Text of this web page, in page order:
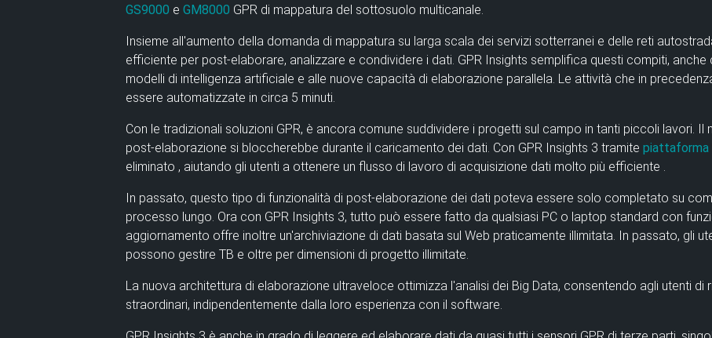
GS9000 e GM8000 GPR di mappatura del sottosuolo multicanale.
Insieme all'aumento della domanda di mappatura su larga scala dei servizi sotterranei e delle reti
efficiente per post-elaborare, analizzare e condividere i dati. GPR Insights semplifica questi compiti, anche
modelli di intelligenza artificiale e alle nuove capacità di elaborazione parallela. Le attività che in
essere automatizzate in circa 5 minuti.
Con le tradizionali soluzioni GPR, è ancora comune suddividere i progetti sul campo in tanti piccoli lavori.
post-elaborazione si bloccherebbe durante il caricamento dei dati. Con GPR Insights 3 tramite piattaforma
eliminato , aiutando gli utenti a ottenere un flusso di lavoro di acquisizione dati molto più efficiente .
In passato, questo tipo di funzionalità di post-elaborazione dei dati poteva essere solo completato su
processo lungo. Ora con GPR Insights 3, tutto può essere fatto da qualsiasi PC o laptop standard con
aggiornamento offre inoltre un'archiviazione di dati basata sul Web praticamente illimitata. In passato, gli
possono gestire TB e oltre per dimensioni di progetto illimitate.
La nuova architettura di elaborazione ultraveloce ottimizza l'analisi dei Big Data, consentendo agli utenti di
straordinari, indipendentemente dalla loro esperienza con il software.